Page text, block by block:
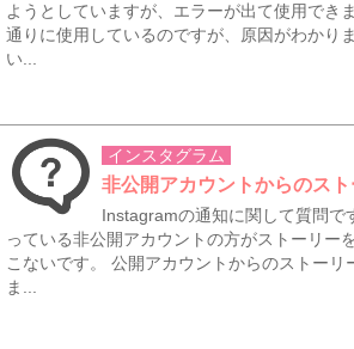
ようとしていますが、エラーが出て使用でき
通りに使用しているのですが、原因がわかり
い...
インスタグラム
非公開アカウントからのス
Instagramの通知に関して質問で
っている非公開アカウントの方がストーリー
こないです。 公開アカウントからのストーリ
ま...